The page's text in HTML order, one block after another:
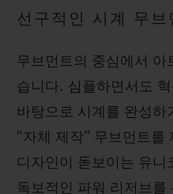
선구적인 시계 무브
무브먼트의 중심에서 아
습니다. 심플하면서도
바탕으로 시계를 완성
“자체 제작” 무브먼트
디자인이 돋보이는 유
독보적인 파워 리저브를